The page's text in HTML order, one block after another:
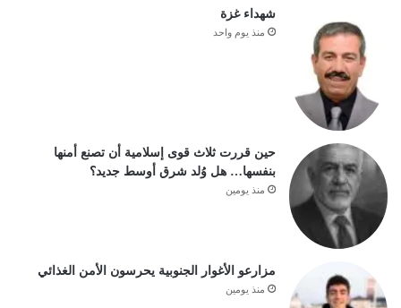
شهداء غزة
منذ يوم واحد
حين قررت ثلاث قوى إسلامية أن تصنع أمنها
بنفسها… هل وُلد شرق أوسط جديد؟
منذ يومين
مزارعو الأغوار الجنوبية يحرسون الأمن الغذائي
منذ يومين